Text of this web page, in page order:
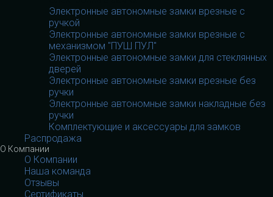
Электронные автономные замки врезные с
ручкой
Электронные автономные замки врезные с
механизмом "ПУШ ПУЛ"
Электронные автономные замки для стеклянных
дверей
Электронные автономные замки врезные без
ручки
Электронные автономные замки накладные без
ручки
Комплектующие и аксессуары для замков
Распродажа
О Компании
О Компании
Наша команда
Отзывы
Сертификаты